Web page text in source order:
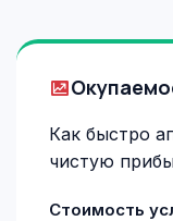
Как быстро
чистую
Стоимость